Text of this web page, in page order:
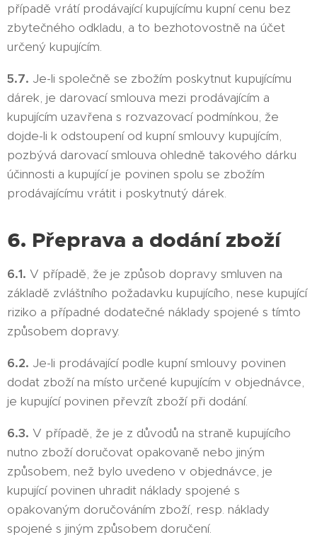
případě vrátí prodávající kupujícímu kupní cenu bez
zbytečného odkladu, a to bezhotovostně na účet
určený kupujícím.
5.7. Je-li společně se zbožím poskytnut kupujícímu
dárek, je darovací smlouva mezi prodávajícím a
kupujícím uzavřena s rozvazovací podmínkou, že
dojde-li k odstoupení od kupní smlouvy kupujícím,
pozbývá darovací smlouva ohledně takového dárku
účinnosti a kupující je povinen spolu se zbožím
prodávajícímu vrátit i poskytnutý dárek.
6. Přeprava a dodání zboží
6.1. V případě, že je způsob dopravy smluven na
základě zvláštního požadavku kupujícího, nese kupující
riziko a případné dodatečné náklady spojené s tímto
způsobem dopravy.
6.2. Je-li prodávající podle kupní smlouvy povinen
dodat zboží na místo určené kupujícím v objednávce,
je kupující povinen převzít zboží při dodání.
6.3. V případě, že je z důvodů na straně kupujícího
nutno zboží doručovat opakovaně nebo jiným
způsobem, než bylo uvedeno v objednávce, je
kupující povinen uhradit náklady spojené s
opakovaným doručováním zboží, resp. náklady
spojené s jiným způsobem doručení.